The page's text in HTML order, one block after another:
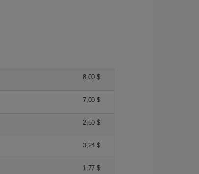
8,00 $
7,00 $
2,50 $
3,24 $
1,77 $